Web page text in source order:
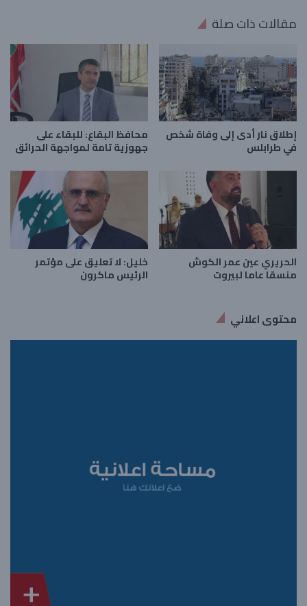
مقالات ذات صلة
إطلاق نار أدى إلى وفاة شخص
في طرابلس
محافظ البقاع: للبقاء على
جهوزية تامة لمواجهة الحرائق
الحريري عين عمر الكوش
منسقا عاما لبيروت
خليل: لا تعليق على مؤتمر
الرئيس ماكرون
محتوى اعلاني